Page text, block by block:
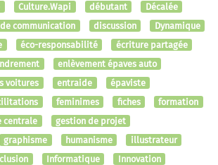
Culture.Wapi débutant
Décalée
communication discussion
Dynamique
éco-responsabilité
écriture partagée
enlèvement épaves auto
voitures
entraide
épaviste
feminimes fiches
formation
centrale
gestion de projet
graphisme humanisme
illustrateur
Informatique
Innovation